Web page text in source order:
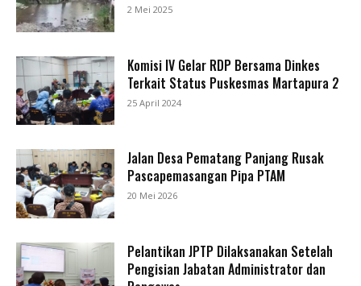
2 Mei 2025
Komisi IV Gelar RDP Bersama Dinkes
Terkait Status Puskesmas Martapura 2
25 April 2024
Jalan Desa Pematang Panjang Rusak
Pascapemasangan Pipa PTAM
20 Mei 2026
Pelantikan JPTP Dilaksanakan Setelah
Pengisian Jabatan Administrator dan